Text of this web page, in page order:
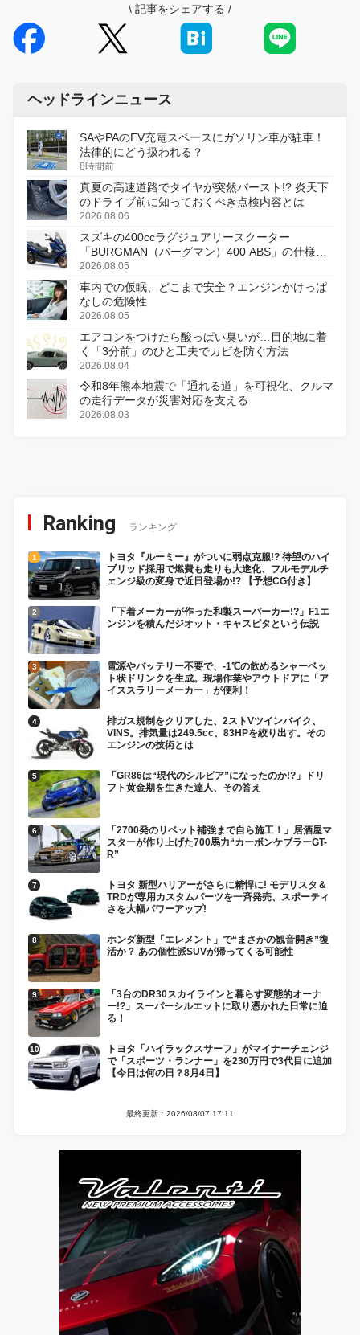
\ 記事をシェアする /
ヘッドラインニュース
SAやPAのEV充電スペースにガソリン車が駐車！
法律的にどう扱われる？
8時間前
真夏の高速道路でタイヤが突然バースト!? 炎天下
のドライブ前に知っておくべき点検内容とは
2026.08.06
スズキの400ccラグジュアリースクーター
「BURGMAN（バーグマン）400 ABS」の仕様を
変更し、8月18日に発売
2026.08.05
車内での仮眠、どこまで安全？エンジンかけっぱ
なしの危険性
2026.08.05
エアコンをつけたら酸っぱい臭いが…目的地に着
く「3分前」のひと工夫でカビを防ぐ方法
2026.08.04
令和8年熊本地震で「通れる道」を可視化、クルマ
の走行データが災害対応を支える
2026.08.03
Ranking ランキング
トヨタ『ルーミー』がついに弱点克服!? 待望のハイ
ブリッド採用で燃費も走りも大進化、フルモデルチ
ェンジ級の変身で近日登場か!? 【予想CG付き】
「下着メーカーが作った和製スーパーカー!?」F1エ
ンジンを積んだジオット・キャスピタという伝説
電源やバッテリー不要で、-1℃の飲めるシャーベッ
ト状ドリンクを生成。現場作業やアウトドアに「ア
イススラリーメーカー」が便利！
排ガス規制をクリアした、2ストVツインバイク、
VINS。排気量は249.5cc、83HPを絞り出す。その
エンジンの技術とは
「GR86は“現代のシルビア”になったのか!?」ドリ
フト黄金期を生きた達人、その答え
「2700発のリベット補強まで自ら施工！」居酒屋マ
スターが作り上げた700馬力“カーボンケブラーGT-
R”
トヨタ 新型ハリアーがさらに精悍に! モデリスタ＆
TRDが専用カスタムパーツを一斉発売、スポーティ
さを大幅パワーアップ!
ホンダ新型「エレメント」で“まさかの観音開き”復
活か？ あの個性派SUVが帰ってくる可能性
「3台のDR30スカイラインと暮らす変態的オーナ
ー!?」スーパーシルエットに取り憑かれた日常に迫
る！
トヨタ「ハイラックスサーフ」がマイナーチェンジ
で「スポーツ・ランナー」を230万円で3代目に追加
【今日は何の日？8月4日】
最終更新：2026/08/07 17:11